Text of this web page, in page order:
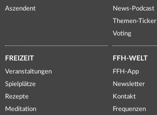
Aszendent
News-Podcast
Themen-Ticker
Voting
FREIZEIT
Veranstaltungen
Spielplätze
Rezepte
Meditation
FFH-WELT
FFH-App
Newsletter
Kontakt
Frequenzen